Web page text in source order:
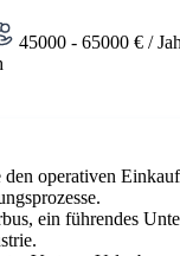
45000 - 65000 € /
den operativen
ein führendes